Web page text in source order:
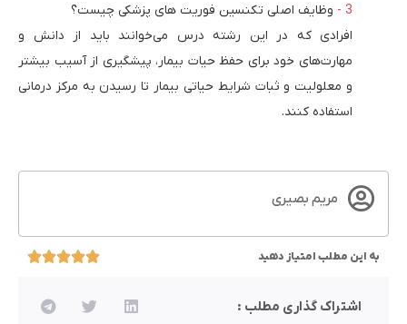
وظایف اصلی تکنسین فوریت های پزشکی چیست؟
افرادی که در این رشته درس می‌خوانند باید از دانش و
مهارت‌های خود برای حفظ حیات بیمار، پیشگیری از آسیب بیشتر
و معلولیت و ثبات شرایط حیاتی بیمار تا رسیدن به مرکز درمانی
استفاده کنند.
مریم بصیری
به این مطلب امتیاز دهید
اشتراک گذاری مطلب :